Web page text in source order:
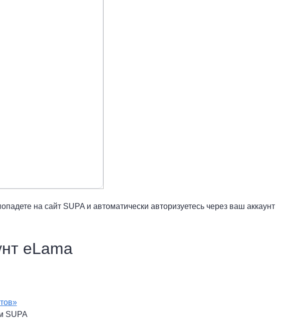
на сайт SUPA и автоматически авторизуетесь через ваш аккаунт
eLama
SUPA